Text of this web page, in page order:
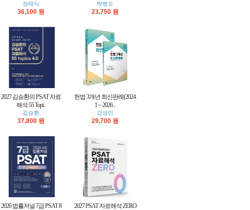
정태식
36,100 원
박병도
23,750 원
2027 김승환의 PSAT 자료
해석 55 Topi..
김승환
37,800 원
헌법 3개년 최신판례(2024.
1 ~ 2026...
강성민
29,700 원
2026 법률저널 7급 PSAT 8
2027 PSAT 자료해석 ZERO